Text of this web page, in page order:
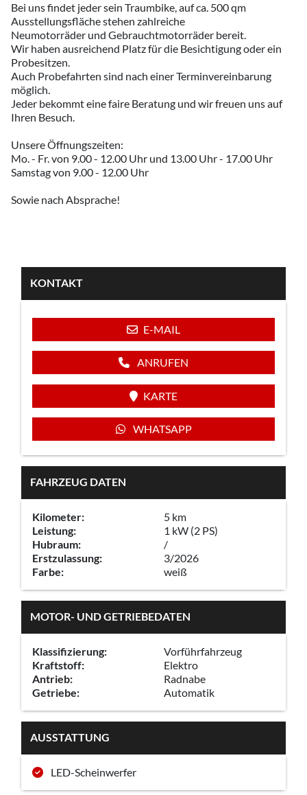
Bei uns findet jeder sein Traumbike, auf ca. 500 qm
Ausstellungsfläche stehen zahlreiche
Neumotorräder und Gebrauchtmotorräder bereit.
Wir haben ausreichend Platz für die Besichtigung oder ein
Probesitzen.
Auch Probefahrten sind nach einer Terminvereinbarung
möglich.
Jeder bekommt eine faire Beratung und wir freuen uns auf
Ihren Besuch.
Unsere Öffnungszeiten:
Mo. - Fr. von 9.00 - 12.00 Uhr und 13.00 Uhr - 17.00 Uhr
Samstag von 9.00 - 12.00 Uhr
Sowie nach Absprache!
KONTAKT
E-MAIL
ANRUFEN
KARTE
WHATSAPP
FAHRZEUG DATEN
Kilometer:
5 km
Leistung:
1 kW (2 PS)
Hubraum:
/
Erstzulassung:
3/2026
Farbe:
weiß
MOTOR- UND GETRIEBEDATEN
Klassifizierung:
Vorführfahrzeug
Kraftstoff:
Elektro
Antrieb:
Radnabe
Getriebe:
Automatik
AUSSTATTUNG
LED-Scheinwerfer